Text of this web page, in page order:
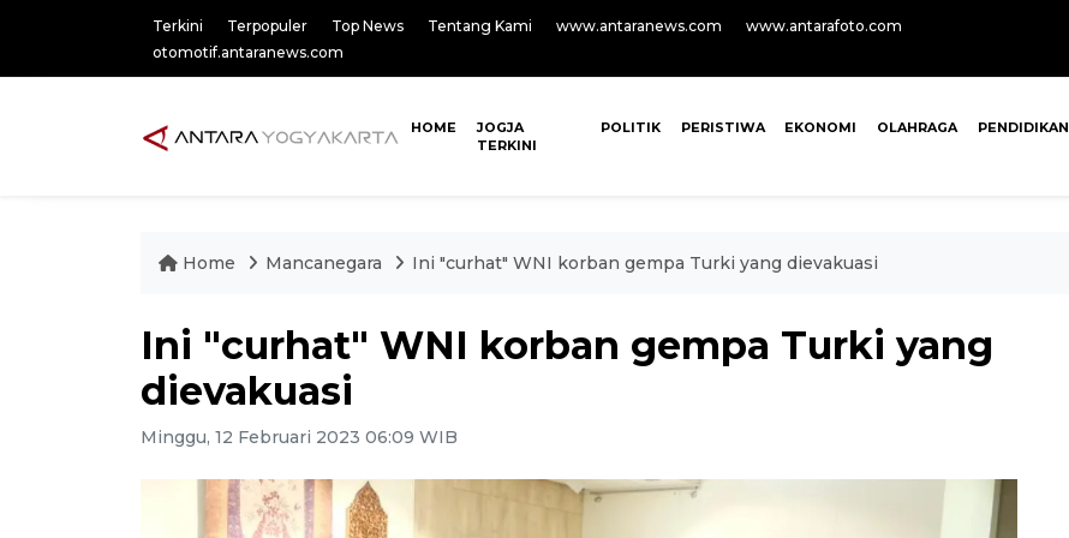
Terkini Terpopuler Top News Tentang Kami www.antaranews.com
www.antarafoto.com
otomotif.antaranews.com
HOME
JOGJA
TERKINI
POLITIK PERISTIWA EKONOMI OLAHRAGA PENDIDIKAN
Home Mancanegara Ini "curhat" WNI korban gempa Turki yang dievakuasi
Ini "curhat" WNI korban gempa Turki yang
dievakuasi
Minggu, 12 Februari 2023 06:09 WIB